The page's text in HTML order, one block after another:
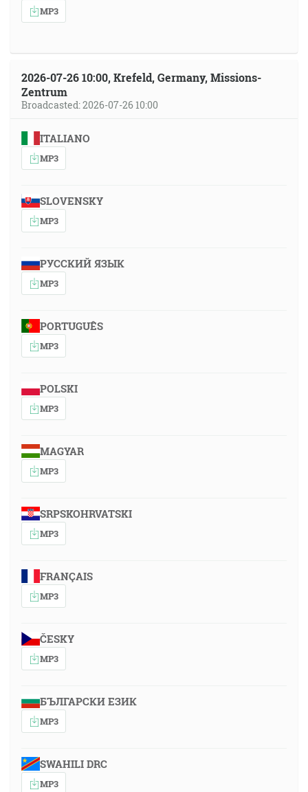
MP3
2026-07-26 10:00, Krefeld, Germany, Missions-
Zentrum
Broadcasted: 2026-07-26 10:00
ITALIANO
MP3
SLOVENSKY
MP3
РУССКИЙ ЯЗЫК
MP3
PORTUGUÊS
MP3
POLSKI
MP3
MAGYAR
MP3
SRPSKOHRVATSKI
MP3
FRANÇAIS
MP3
ČESKY
MP3
БЪЛГАРСКИ ЕЗИК
MP3
SWAHILI DRC
MP3